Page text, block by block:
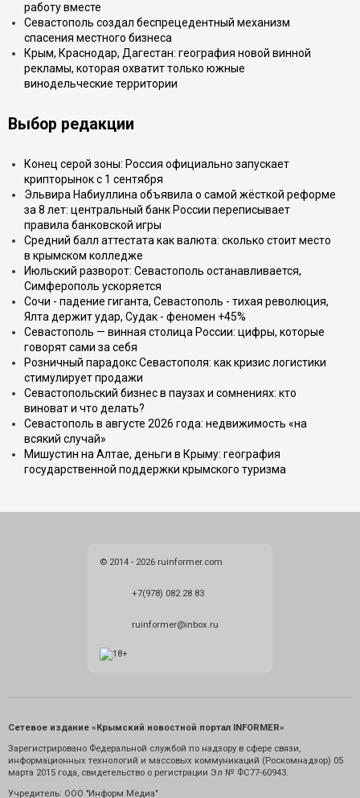
работу вместе
Севастополь создал беспрецедентный механизм
спасения местного бизнеса
Крым, Краснодар, Дагестан: география новой винной
рекламы, которая охватит только южные
винодельческие территории
Выбор редакции
Конец серой зоны: Россия официально запускает
крипторынок с 1 сентября
Эльвира Набиуллина объявила о самой жёсткой реформе
за 8 лет: центральный банк России переписывает
правила банковской игры
Средний балл аттестата как валюта: сколько стоит место
в крымском колледже
Июльский разворот: Севастополь останавливается,
Симферополь ускоряется
Сочи - падение гиганта, Севастополь - тихая революция,
Ялта держит удар, Судак - феномен +45%
Севастополь — винная столица России: цифры, которые
говорят сами за себя
Розничный парадокс Севастополя: как кризис логистики
стимулирует продажи
Севастопольский бизнес в паузах и сомнениях: кто
виноват и что делать?
Севастополь в августе 2026 года: недвижимость «на
всякий случай»
Мишустин на Алтае, деньги в Крыму: география
государственной поддержки крымского туризма
© 2014 - 2026 ruinformer.com
+7(978) 082 28 83
ruinformer@inbox.ru
Сетевое издание «Крымский новостной портал INFORMER»
Зарегистрировано Федеральной службой по надзору в сфере связи,
информационных технологий и массовых коммуникаций (Роскомнадзор) 05
марта 2015 года, свидетельство о регистрации Эл № ФС77-60943.
Учредитель: ООО "Информ Медиа"